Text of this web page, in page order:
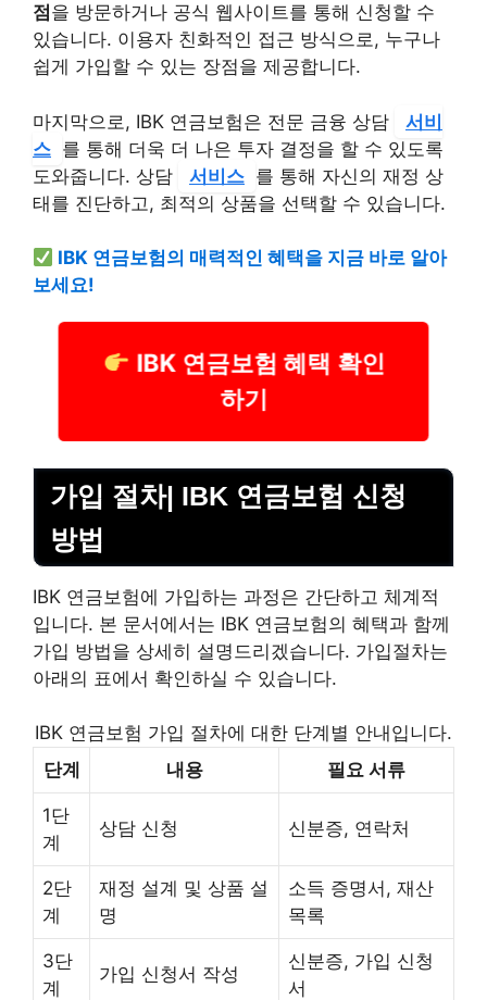
점 을 방문하거나 공식 웹사이트를 통해 신청할 수
있습니다. 이용자 친화적인 접근 방식으로, 누구나
쉽게 가입할 수 있는 장점을 제공합니다.
마지막으로, IBK 연금보험은 전문 금융 상담
서비
스 를 통해 더욱 더 나은 투자 결정을 할 수 있도록
도와줍니다. 상담
서비스 를 통해 자신의 재정 상
태를 진단하고, 최적의 상품을 선택할 수 있습니다.
IBK 연금보험의 매력적인 혜택을 지금 바로 알아
보세요!
IBK 연금보험 혜택 확인
하기
가입 절차| IBK 연금보험 신청
방법
IBK 연금보험에 가입하는 과정은 간단하고 체계적
입니다. 본 문서에서는 IBK 연금보험의 혜택과 함께
가입 방법을 상세히 설명드리겠습니다. 가입절차는
아래의 표에서 확인하실 수 있습니다.
IBK 연금보험 가입 절차에 대한 단계별 안내입니다.
단계
내용 필요 서류
1단
계
상담 신청 신분증, 연락처
2단
계
재정 설계 및 상품 설
명
소득 증명서, 재산
목록
3단
계
가입 신청서 작성
신분증, 가입 신청
서